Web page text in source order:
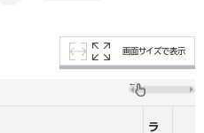
画面サイズで表示
ラ